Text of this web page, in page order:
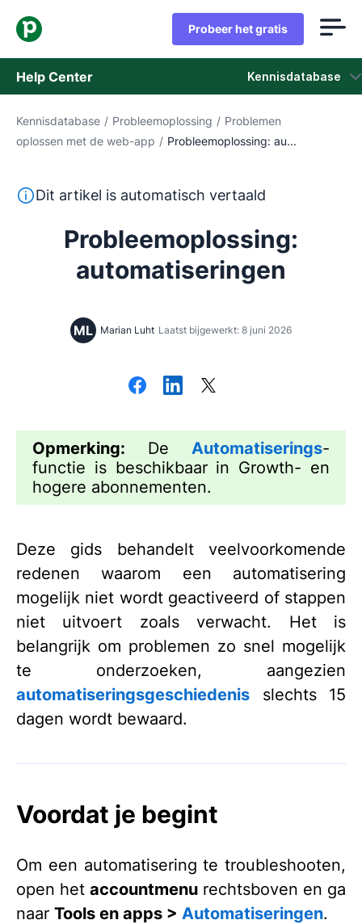
Probeer het gratis
Help Center Kennisdatabase
Kennisdatabase
Neem contact op met het ondersteuningsteam
Kennisdatabase / Probleemoplossing / Problemen
oplossen met de web-app / Probleemoplossing: au...
Deze tekst is automatisch vertaald uit het Engels,
Dit artikel is automatisch vertaald
Probleemoplossing:
automatiseringen
ML Marian Luht Laatst bijgewerkt: 8 juni 2026
Opmerking: De Automatiserings-
functie is beschikbaar in Growth- en
hogere abonnementen.
Deze gids behandelt veelvoorkomende
redenen waarom een automatisering
mogelijk niet wordt geactiveerd of stappen
niet uitvoert zoals verwacht. Het is
belangrijk om problemen zo snel mogelijk
te onderzoeken, aangezien
automatiseringsgeschiedenis slechts 15
dagen wordt bewaard.
Voordat je begint
Om een automatisering te troubleshooten,
open het accountmenu rechtsboven en ga
naar Tools en apps > Automatiseringen.